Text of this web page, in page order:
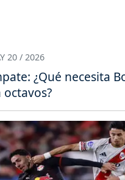
20 / 2026
¿Qué necesita